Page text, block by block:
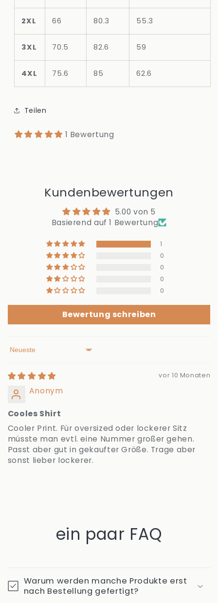
2XL 66 80.3 55.3
3XL 70.5 82.6 59
4XL 75.6 85 62.6
Teilen
1 Bewertung
Kundenbewertungen
5.00 von 5
Basierend auf 1 Bewertung
1
0
0
0
0
Bewertung schreiben
Sort by
vor 10 Monaten
Anonym
Cooles Shirt
Cooler Print. Für oversized oder lockerer Sitz
müsste man evtl. eine Nummer großer gehen.
Passt aber gut in gekaufter Größe. Trage aber
sonst lieber lockerer.
ein paar FAQ
Warum werden manche Produkte erst
nach Bestellung gefertigt?